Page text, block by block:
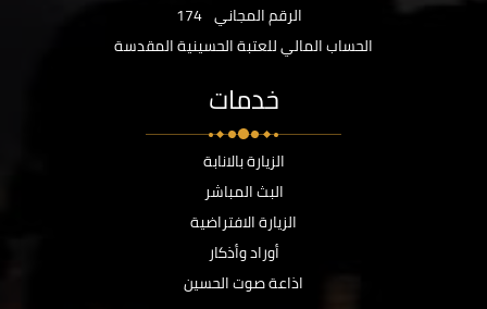
الرقم المجاني 174
الحساب المالي للعتبة الحسينية المقدسة
خدمات
الزيارة بالانابة
البث المباشر
الزيارة الافتراضية
أوراد وأذكار
اذاعة صوت الحسين